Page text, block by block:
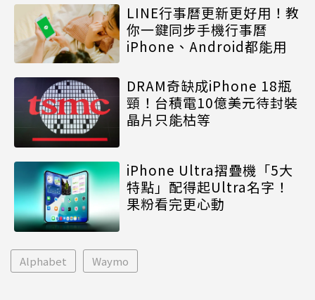
LINE行事曆更新更好用！教
你一鍵同步手機行事曆
iPhone、Android都能用
DRAM奇缺成iPhone 18瓶
頸！台積電10億美元待封裝
晶片只能枯等
iPhone Ultra摺疊機「5大
特點」配得起Ultra名字！
果粉看完更心動
Alphabet Waymo